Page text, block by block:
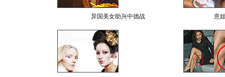
异国美女助兴中德战 意